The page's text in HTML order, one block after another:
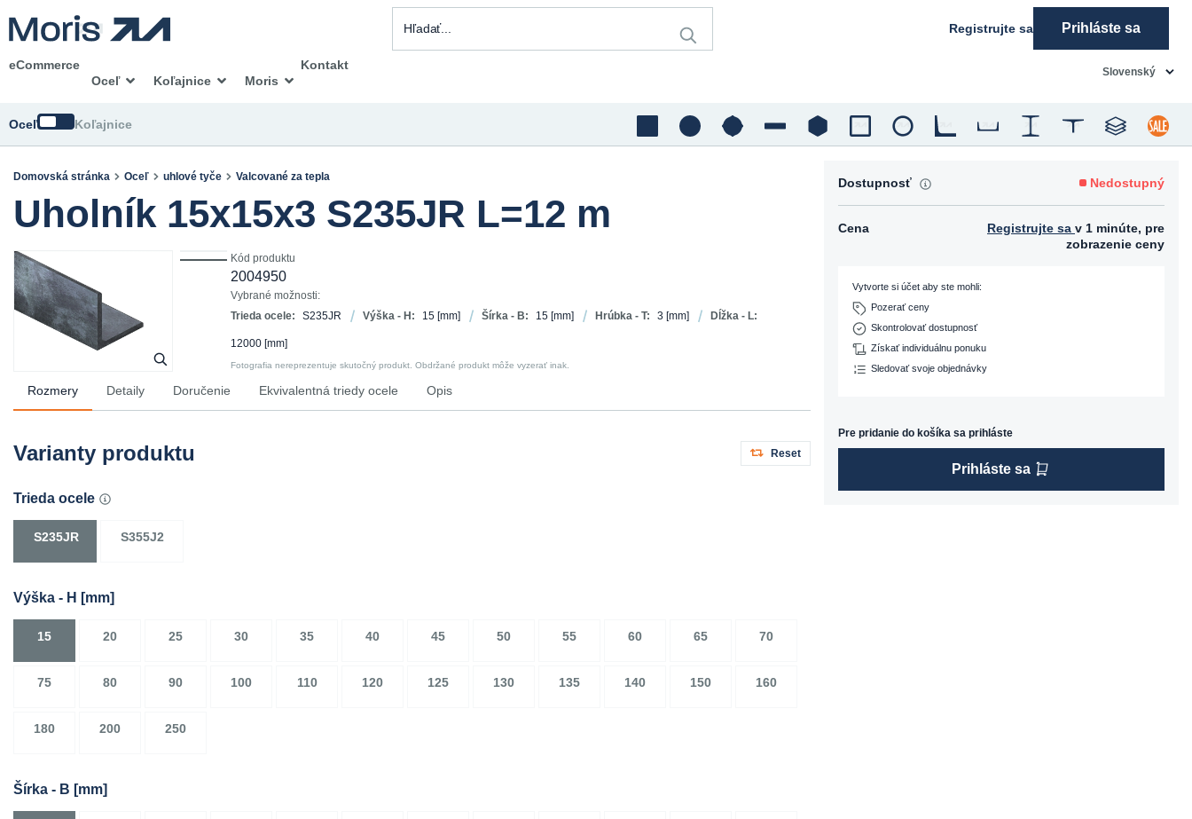
Registrujte sa Prihláste sa
eCommerce
Oceľ
Koľajnice Moris
Kontakt
OceľZmeniťKoľajnice
Slovenský
Domovská stránka Oceľ uhlové tyče Valcované za tepla
Uholník 15x15x3 S235JR L=12 m
Kód produktu
2004950
Vybrané možnosti:
Trieda ocele:
S235JR Výška - H: 15 [mm] Šírka - B: 15 [mm] Hrúbka - T: 3 [mm] Dĺžka - L:
12000 [mm]
Fotografia nereprezentuje skutočný produkt. Obdržané produkt môže vyzerať inak.
Rozmery Detaily Doručenie Ekvivalentná triedy ocele Opis
Varianty produktu Reset
Trieda ocele
S235JR S355J2
Výška - H [mm]
15 20 25 30 35 40 45 50 55 60 65 70
75 80 90 100 110 120 125 130 135 140 150 160
180 200 250
Šírka - B [mm]
Dostupnosť Nedostupný
Cena Registrujte sa v 1 minúte, pre
zobrazenie ceny
Vytvorte si účet aby ste mohli:
Pozerať ceny
Skontrolovať dostupnosť
Získať individuálnu ponuku
Sledovať svoje objednávky
Pre pridanie do košíka sa prihláste
Prihláste sa